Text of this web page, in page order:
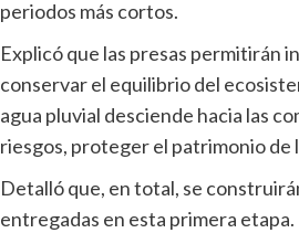
periodos más cortos.
Explicó que las presas permitirán
conservar el equilibrio del
agua pluvial desciende hacia las
riesgos, proteger el patrimonio de
Detalló que, en total, se
entregadas en esta primera